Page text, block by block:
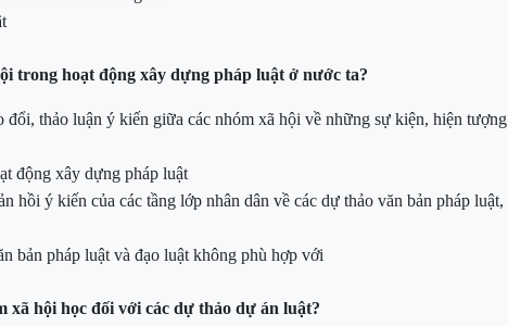
trong hoạt động xây dựng pháp luật ở nước ta?
đổi, thảo luận ý kiến giữa các nhóm xã hội về những sự kiện, hiện tượng
động xây dựng pháp luật
hồi ý kiến của các tầng lớp nhân dân về các dự thảo văn bản pháp luật,
bản pháp luật và đạo luật không phù hợp với
xã hội học đối với các dự thảo dự án luật?